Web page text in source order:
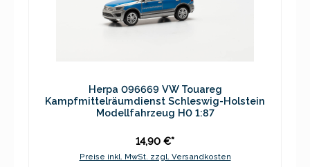
Herpa 096669 VW Touareg
Kampfmittelräumdienst Schleswig-Holstein
Modellfahrzeug H0 1:87
14,90 €*
Preise inkl. MwSt. zzgl. Versandkosten